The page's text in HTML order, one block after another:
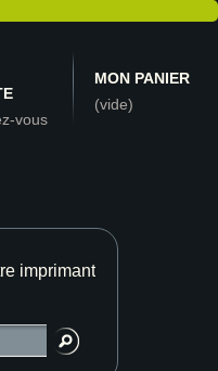
vous
MON PANIER
(vide)
imprimante